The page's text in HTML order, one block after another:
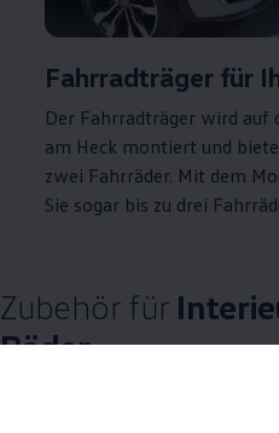
Fahrradträger für
Der Fahrradträger wird auf
am Heck montiert und
zwei Fahrräder. Mit dem
Sie sogar bis zu drei
Zubehörfür
Räder